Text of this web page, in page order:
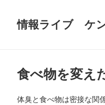
情報ライブ ケ
食べ物を変え
体臭と食べ物は密接な関